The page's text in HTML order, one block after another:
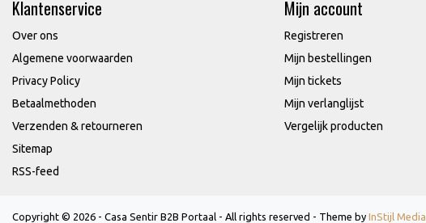
Klantenservice
Over ons
Algemene voorwaarden
Privacy Policy
Betaalmethoden
Verzenden & retourneren
Sitemap
RSS-feed
Mijn account
Registreren
Mijn bestellingen
Mijn tickets
Mijn verlanglijst
Vergelijk producten
Copyright © 2026 - Casa Sentir B2B Portaal - All rights reserved - Theme by InStijl Media